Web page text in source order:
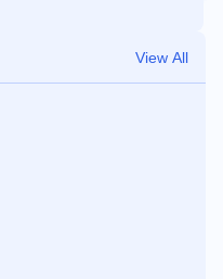
View All